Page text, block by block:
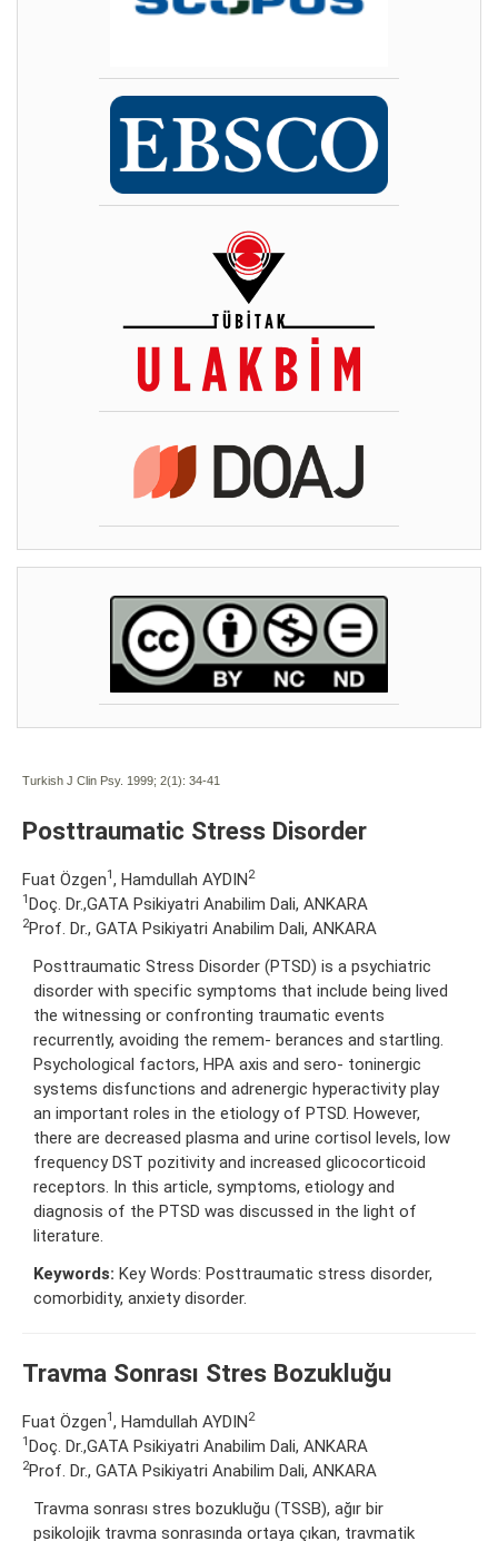
Turkish J Clin Psy. 1999; 2(1): 34-41
Posttraumatic Stress Disorder
Fuat Özgen1 , Hamdullah AYDIN2
1 Doç. Dr.,GATA Psikiyatri Anabilim Dali, ANKARA
2Prof. Dr., GATA Psikiyatri Anabilim Dali, ANKARA
Posttraumatic Stress Disorder (PTSD) is a psychiatric
disorder with specific symptoms that include being lived
the witnessing or confronting traumatic events
recurrently, avoiding the remem- berances and startling.
Psychological factors, HPA axis and sero- toninergic
systems disfunctions and adrenergic hyperactivity play
an important roles in the etiology of PTSD. However,
there are decreased plasma and urine cortisol levels, low
frequency DST pozitivity and increased glicocorticoid
receptors. In this article, symptoms, etiology and
diagnosis of the PTSD was discussed in the light of
literature.
Keywords: Key Words: Posttraumatic stress disorder,
comorbidity, anxiety disorder.
Travma Sonrası Stres Bozukluğu
Fuat Özgen1, Hamdullah AYDIN2
1Doç. Dr.,GATA Psikiyatri Anabilim Dali, ANKARA
2Prof. Dr., GATA Psikiyatri Anabilim Dali, ANKARA
Travma sonrası stres bozukluğu (TSSB), ağır bir
psikolojik travma sonrasında ortaya çıkan, travmatik